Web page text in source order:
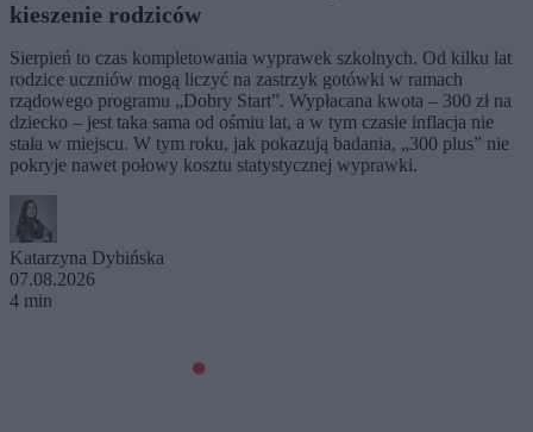
kieszenie rodziców
Sierpień to czas kompletowania wyprawek szkolnych. Od kilku lat
rodzice uczniów mogą liczyć na zastrzyk gotówki w ramach
rządowego programu „Dobry Start”. Wypłacana kwota – 300 zł na
dziecko – jest taka sama od ośmiu lat, a w tym czasie inflacja nie
stała w miejscu. W tym roku, jak pokazują badania, „300 plus” nie
pokryje nawet połowy kosztu statystycznej wyprawki.
Katarzyna Dybińska
07.08.2026
4 min